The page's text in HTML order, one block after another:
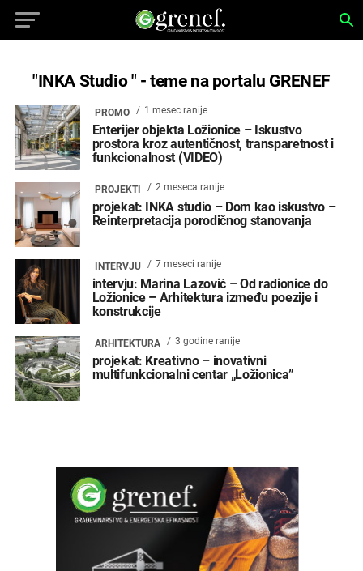
"INKA Studio " - teme na portalu GRENEF
PROMO 1 mesec ranije
Enterijer objekta Ložionice – Iskustvo
prostora kroz autentičnost, transparetnost i
funkcionalnost (VIDEO)
PROJEKTI 2 meseca ranije
projekat: INKA studio – Dom kao iskustvo –
Reinterpretacija porodičnog stanovanja
INTERVJU 7 meseci ranije
intervju: Marina Lazović – Od radionice do
Ložionice – Arhitektura između poezije i
konstrukcije
ARHITEKTURA 3 godine ranije
projekat: Kreativno – inovativni
multifunkcionalni centar „Ložionica”